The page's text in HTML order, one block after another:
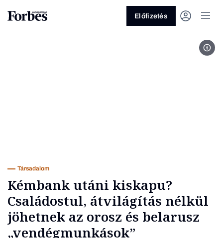
Üzlet
Előfizetés
Társadalom
Kémbank utáni kiskapu?
Családostul, átvilágítás nélkül
jöhetnek az orosz és belarusz
„vendégmunkások”